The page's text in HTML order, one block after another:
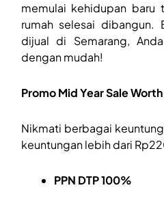
memulai kehidupan baru
rumah selesai dibangun.
dijual di Semarang,
dengan mudah!
Promo Mid Year Sale
Nikmati berbagai
keuntungan lebih dari
PPN DTP 100%